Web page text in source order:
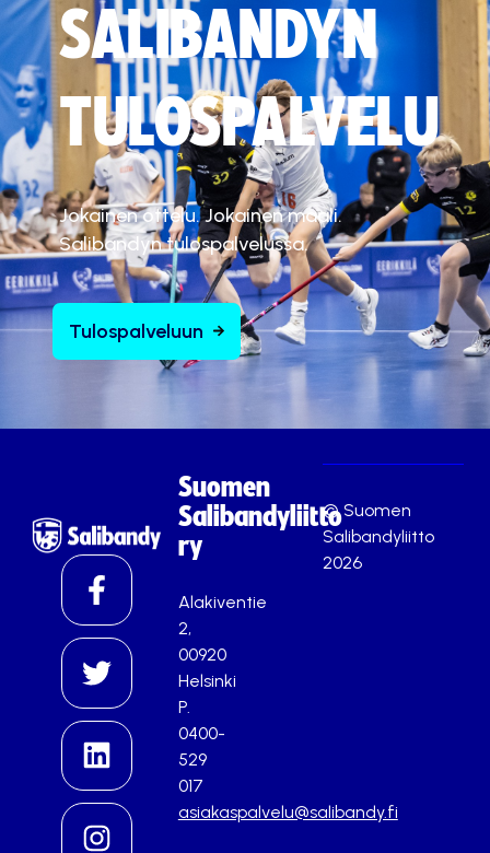
SALIBANDYN
TULOSPALVELU
Jokainen ottelu. Jokainen maali.
Salibandyn tulospalvelussa.
Tulospalveluun
Suomen
Salibandyliitto
ry
Alakiventie
2,
00920
Helsinki
P.
0400-
529
017
asiakaspalvelu@salibandy.fi
© Suomen
Salibandyliitto
2026